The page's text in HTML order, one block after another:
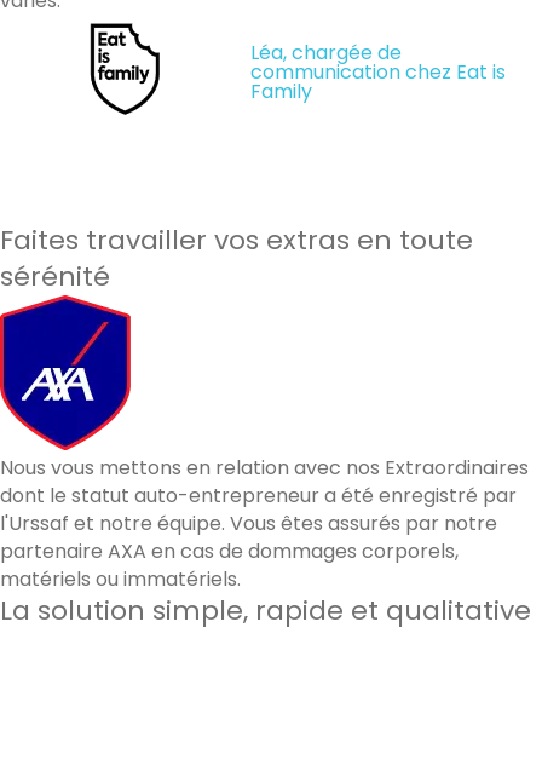
Léa, chargée de
communication chez Eat is
Family
Faites travailler vos extras en toute
sérénité
Nous vous mettons en relation avec nos Extraordinaires
dont le statut auto-entrepreneur a été enregistré par
l'Urssaf et notre équipe. Vous êtes assurés par notre
partenaire AXA en cas de dommages corporels,
matériels ou immatériels.
La solution simple, rapide et qualitative